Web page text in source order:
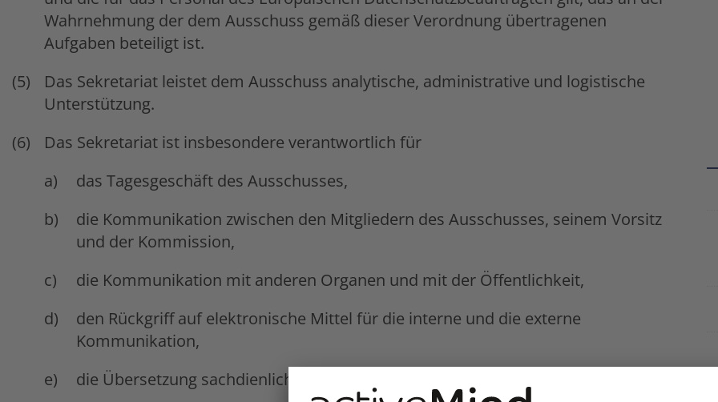
Wahrnehmung der dem Ausschuss gemäß dieser Verordnung übertragenen
Aufgaben beteiligt ist.
Das Sekretariat leistet dem Ausschuss analytische, administrative und logistische
Unterstützung.
Das Sekretariat ist insbesondere verantwortlich für
das Tagesgeschäft des Ausschusses,
die Kommunikation zwischen den Mitgliedern des Ausschusses, seinem Vorsitz
und der Kommission,
die Kommunikation mit anderen Organen und mit der Öffentlichkeit,
den Rückgriff auf elektronische Mittel für die interne und die externe
Kommunikation,
die Übersetzung sachdienlicher Informationen,